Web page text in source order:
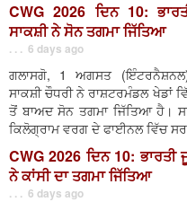
CWG 2026 ਦਿਨ 10:
ਸਾਕਸ਼ੀ ਨੇ ਸੋਨ ਤਗਮਾ ਜਿੱਤਿਆ
. . . 6 days ago
ਗਲਾਸਗੋ, 1 ਅਗਸਤ
ਸਾਕਸ਼ੀ ਚੌਧਰੀ ਨੇ ਰਾਸ਼ਟਰਮੰਡਲ ਖੇਡਾਂ
ਤੋਂ ਬਾਅਦ ਸੋਨ ਤਗਮਾ ਜਿੱਤਿਆ ਹੈ।
ਕਿਲੋਗ੍ਰਾਮ ਵਰਗ ਦੇ ਫਾਈਨਲ ਵਿੱਚ
CWG 2026 ਦਿਨ 10:
ਨੇ ਕਾਂਸੀ ਦਾ ਤਗਮਾ ਜਿੱਤਿਆ
. . . 6 days ago